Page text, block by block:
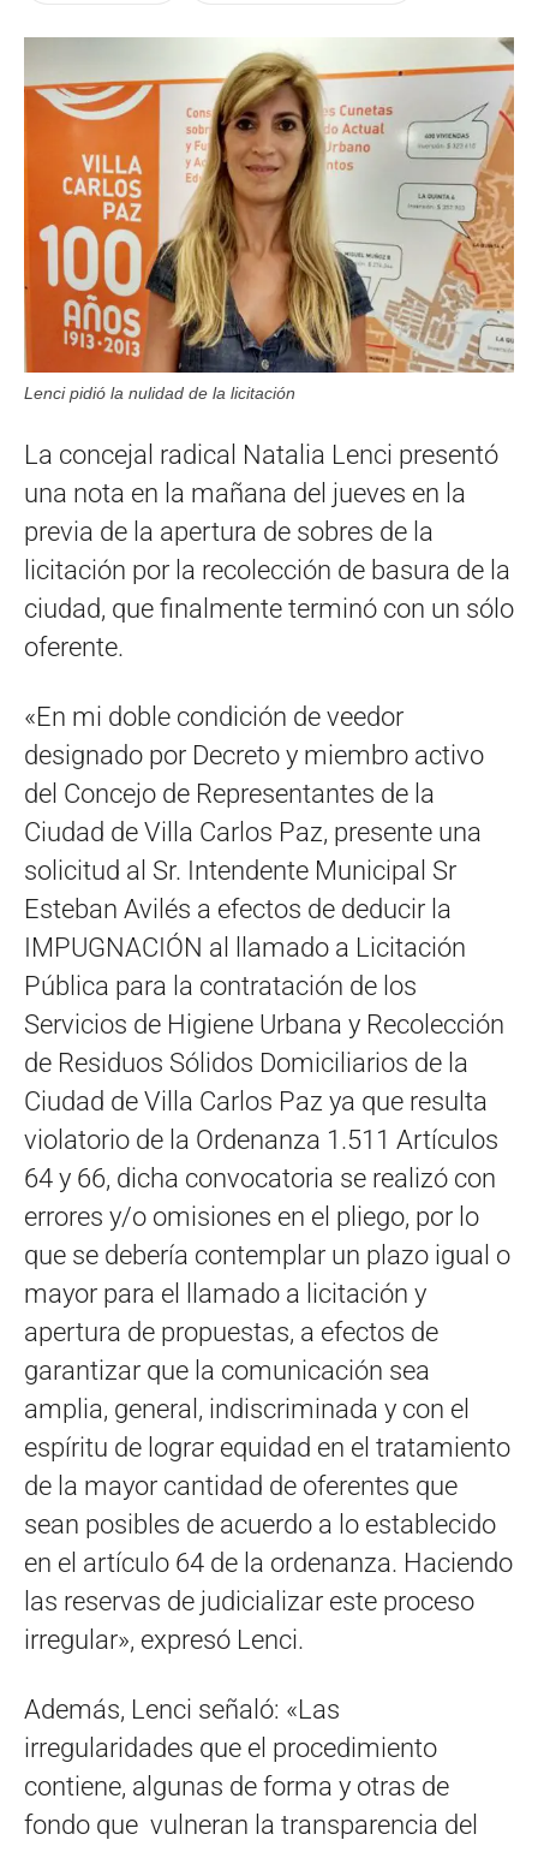
Lenci pidió la nulidad de la licitación
La concejal radical Natalia Lenci presentó
una nota en la mañana del jueves en la
previa de la apertura de sobres de la
licitación por la recolección de basura de la
ciudad, que finalmente terminó con un sólo
oferente.
«En mi doble condición de veedor
designado por Decreto y miembro activo
del Concejo de Representantes de la
Ciudad de Villa Carlos Paz, presente una
solicitud al Sr. Intendente Municipal Sr
Esteban Avilés a efectos de deducir la
IMPUGNACIÓN al llamado a Licitación
Pública para la contratación de los
Servicios de Higiene Urbana y Recolección
de Residuos Sólidos Domiciliarios de la
Ciudad de Villa Carlos Paz ya que resulta
violatorio de la Ordenanza 1.511 Artículos
64 y 66, dicha convocatoria se realizó con
errores y/o omisiones en el pliego, por lo
que se debería contemplar un plazo igual o
mayor para el llamado a licitación y
apertura de propuestas, a efectos de
garantizar que la comunicación sea
amplia, general, indiscriminada y con el
espíritu de lograr equidad en el tratamiento
de la mayor cantidad de oferentes que
sean posibles de acuerdo a lo establecido
en el artículo 64 de la ordenanza. Haciendo
las reservas de judicializar este proceso
irregular», expresó Lenci.
Además, Lenci señaló: «Las
irregularidades que el procedimiento
contiene, algunas de forma y otras de
fondo que vulneran la transparencia del